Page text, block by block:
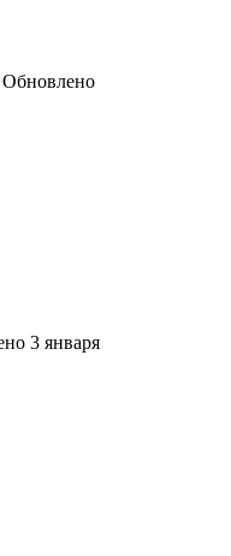
Обновлено
3 января